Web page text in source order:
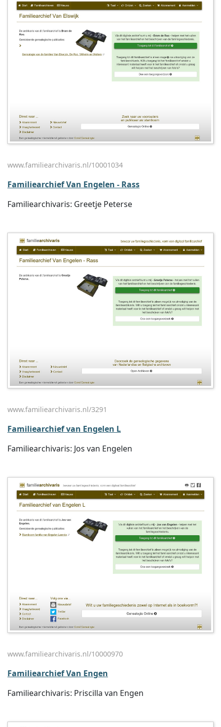
www.familiearchivaris.nl/10001034
Familiearchief Van Engelen - Rass
Familiearchivaris: Greetje Peterse
www.familiearchivaris.nl/3291
Familiearchief van Engelen L
Familiearchivaris: Jos van Engelen
www.familiearchivaris.nl/10000970
Familiearchief Van Engen
Familiearchivaris: Priscilla van Engen